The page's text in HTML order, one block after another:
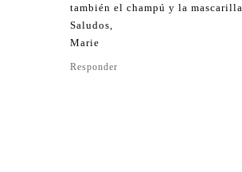
también el champú y la mascarilla.
Saludos,
Marie
Responder